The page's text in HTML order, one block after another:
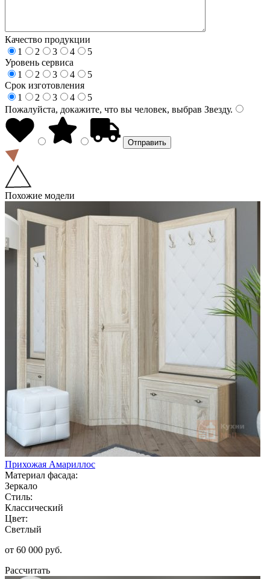
Качество продукции
1
2 3 4
5
Уровень сервиса
1
2 3 4
5
Срок изготовления
1
2 3 4
5
Пожалуйста, докажите, что вы человек, выбрав Звезду.
Похожие модели
Прихожая Амариллос
Материал фасада:
Зеркало
Стиль:
Классический
Цвет:
Светлый
от 60 000 руб.
Рассчитать